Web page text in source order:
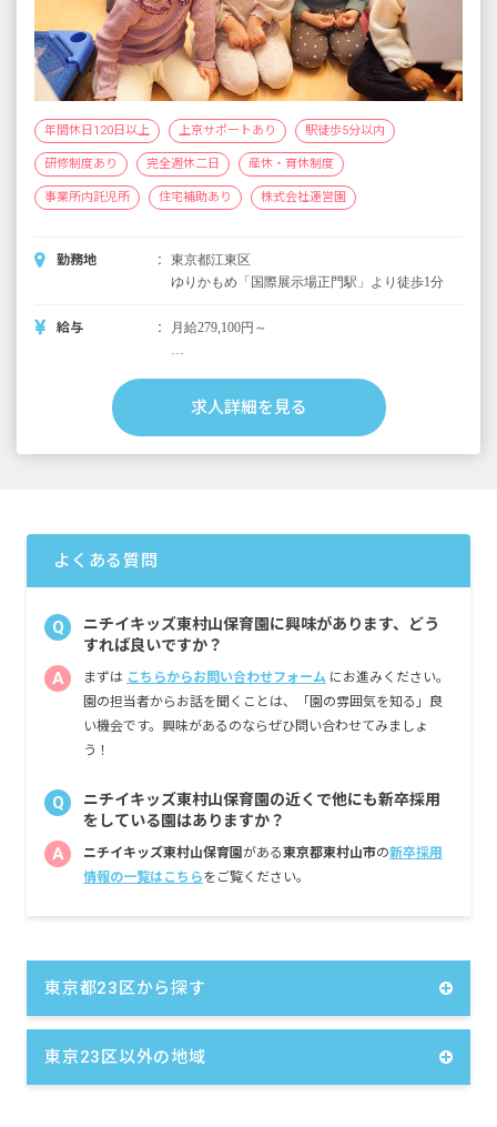
年間休日120日以上 上京サポートあり 駅徒歩5分以内
研修制度あり 完全週休二日 産休・育休制度
事業所内託児所 住宅補助あり 株式会社運営園
勤務地
東京都江東区
ゆりかもめ「国際展示場正門駅」より徒歩1分
給与 月給279,100円～
■早朝手当 （開園～8時）
■夜間手当 （18時～閉園）
※評価期間中に基準に満たす勤務実績がない
等の事情がある場合は支給額が0円になります
※試用期間3カ月／同条件
求人詳細を見る
よくある質問
Q
ニチイキッズ東村山保育園に興味があります、どう
すれば良いですか？
A まずは こちらからお問い合わせフォーム にお進みください。
園の担当者からお話を聞くことは、「園の雰囲気を知る」良
い機会です。興味があるのならぜひ問い合わせてみましょ
う！
Q
ニチイキッズ東村山保育園の近くで他にも新卒採用
をしている園はありますか？
A ニチイキッズ東村山保育園がある東京都東村山市の新卒採用
情報の一覧はこちらをご覧ください。
東京都23区から探す
東京23区以外の地域